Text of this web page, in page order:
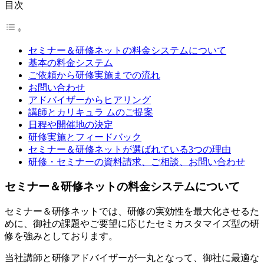
目次
セミナー＆研修ネットの料金システムについて
基本の料金システム
ご依頼から研修実施までの流れ
お問い合わせ
アドバイザーからヒアリング
講師とカリキュラ ムのご提案
日程や開催地の決定
研修実施とフィードバック
セミナー＆研修ネットが選ばれている3つの理由
研修・セミナーの資料請求、ご相談、お問い合わせ
セミナー＆研修ネットの料金システムについて
セミナー＆研修ネットでは、研修の実効性を最大化させるた
めに、御社の課題やご要望に応じたセミカスタマイズ型の研
修を強みとしております。
当社講師と研修アドバイザーが一丸となって、御社に最適な